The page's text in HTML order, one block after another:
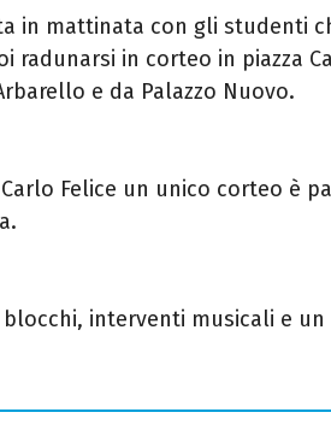
in mattinata con gli studenti
radunarsi in corteo in piazza
e da Palazzo Nuovo.
Felice un unico corteo è
interventi musicali e un